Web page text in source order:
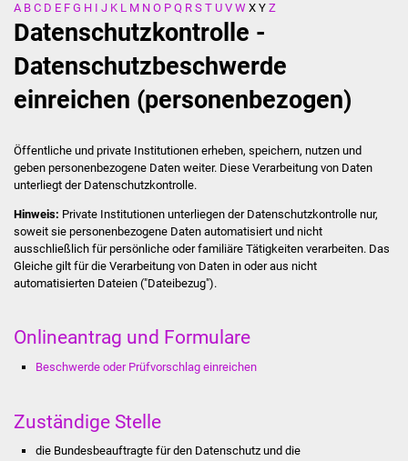
Stadtverwaltung
Ansprechpartner
Behördenwegweiser
Veröffentlichungen
Ortsrecht
A B C D E F G H I J K L M N O P Q R S T U V W X Y Z
Datenschutzkontrolle -
Datenschutzbeschwerde
einreichen (personenbezogen)
Öffentliche und private Institutionen erheben, speichern, nutzen und
geben personenbezogene Daten weiter. Diese Verarbeitung von Daten
unterliegt der Datenschutzkontrolle.
Hinweis: Private Institutionen unterliegen der Datenschutzkontrolle nur,
soweit sie personenbezogene Daten automatisiert und nicht
ausschließlich für persönliche oder familiäre Tätigkeiten verarbeiten. Das
Gleiche gilt für die Verarbeitung von Daten in oder aus nicht
automatisierten Dateien ("Dateibezug").
Onlineantrag und Formulare
Beschwerde oder Prüfvorschlag einreichen
Zuständige Stelle
die Bundesbeauftragte für den Datenschutz und die